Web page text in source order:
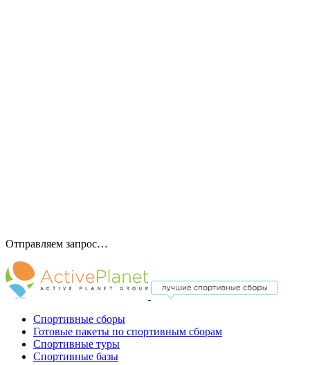
Отправляем запрос…
Спортивные сборы
Готовые пакеты по спортивным сборам
Спортивные туры
Спортивные базы